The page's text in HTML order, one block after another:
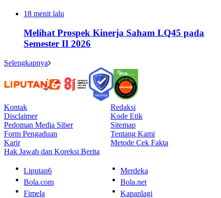
18 menit lalu
Melihat Prospek Kinerja Saham LQ45 pada
Semester II 2026
Selengkapnya
Kontak
Redaksi
Disclaimer
Kode Etik
Pedoman Media Siber
Sitemap
Form Pengaduan
Tentang Kami
Karir
Metode Cek Fakta
Hak Jawab dan Koreksi Berita
Liputan6
Merdeka
Bola.com
Bola.net
Fimela
Kapanlagi